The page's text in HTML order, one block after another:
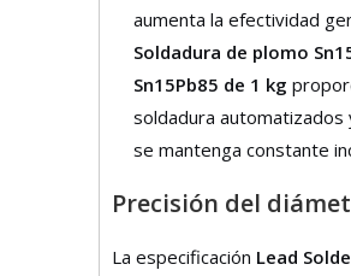
aumenta la efectividad
Soldadura de plomo
Sn15Pb85 de 1 kg
soldadura automatizados
se mantenga constante
Precisión del
La especificación Lead